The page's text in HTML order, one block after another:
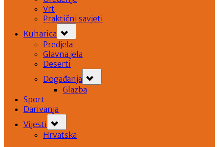
Vrt
Praktični savjeti
Kuharica
sub-
menu
Predjela
Glavna jela
Deserti
Događanja
sub-
menu
Glazba
Sport
Darivanja
Vijesti
sub-
menu
Hrvatska